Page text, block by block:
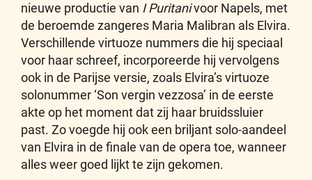
nieuwe productie van I Puritanivoor Napels, met
de beroemde zangeres Maria Malibran als Elvira.
Verschillende virtuoze nummers die hij speciaal
voor haar schreef, incorporeerde hij vervolgens
ook in de Parijse versie, zoals Elvira’s virtuoze
solonummer ‘Son vergin vezzosa’ in de eerste
akte op het moment dat zij haar bruidssluier
past. Zo voegde hij ook een briljant solo-aandeel
van Elvira in de finale van de opera toe, wanneer
alles weer goed lijkt te zijn gekomen.